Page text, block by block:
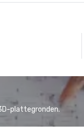
plattegronden.